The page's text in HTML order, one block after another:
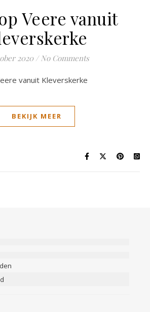
Veere vanuit
2020 / No Comments
vanuit Kleverskerke
BEKIJK MEER